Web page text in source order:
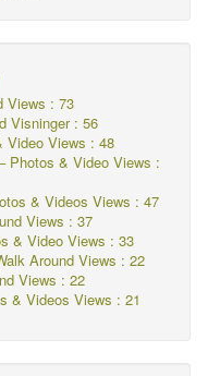
Views : 73
Visninger : 56
Video Views : 48
Photos & Video Views :
& Videos Views : 47
Views : 37
& Video Views : 33
Around Views : 22
Views : 22
& Videos Views : 21